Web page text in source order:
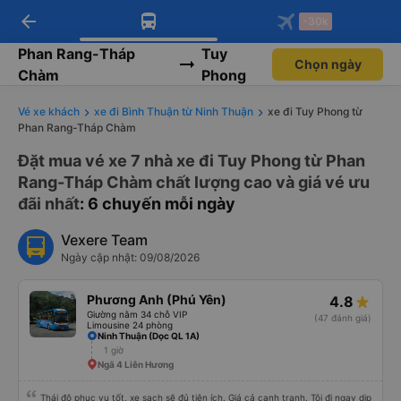
Tải app Vexere ngay!
Nhận ưu đãi thành viên độc
quyền
Mở app
Tải app Vexere
-30k/ghế khi đặt vé máy bay qua
app
Mở app
arrow_back -30k
Phan Rang-Tháp
Chàm
Tuy
Phong
Chọn ngày
Vé xe khách xe đi Bình Thuận từ Ninh Thuận
xe đi Tuy Phong từ
Phan Rang-Tháp Chàm
Đặt mua vé xe 7 nhà xe đi Tuy Phong từ Phan
Rang-Tháp Chàm chất lượng cao và giá vé ưu
đãi nhất: 6 chuyến mỗi ngày
Vexere Team
Ngày cập nhật: 09/08/2026
Phương Anh (Phú Yên)
Giường nằm 34 chỗ VIP
Limousine 24 phòng
4.8
(47 đánh giá)
Ninh Thuận (Dọc QL 1A)
1 giờ
Ngã 4 Liên Hương
Thái độ phục vụ tốt, xe sạch sẽ đủ tiện ích. Giá cả cạnh tranh. Tôi đi ngay dịp